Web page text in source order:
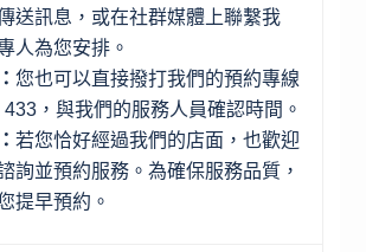
送訊息，或在社群媒體上聯繫我
人為您安排。
您也可以直接撥打我們的預約專線
，與我們的服務人員確認時間。
若您恰好經過我們的店面，也歡迎
詢並預約服務。為確保服務品質，
提早預約。